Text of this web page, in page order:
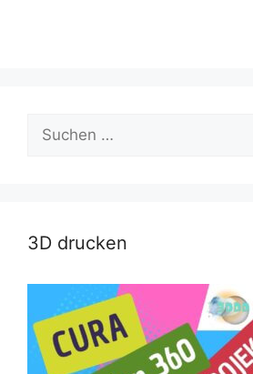
Suche
nach:
3D drucken